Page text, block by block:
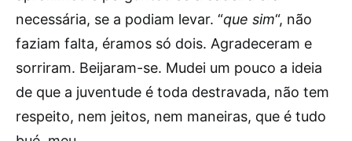
necessária, se a podiam levar. “que sim“, não
faziam falta, éramos só dois. Agradeceram e
sorriram. Beijaram-se. Mudei um pouco a ideia
de que a juventude é toda destravada, não tem
respeito, nem jeitos, nem maneiras, que é tudo